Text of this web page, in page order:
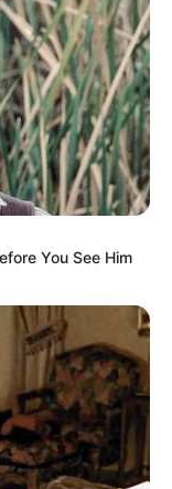
Indonesia
nitizen
You See Him